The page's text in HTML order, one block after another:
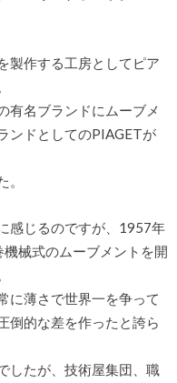
製作する工房としてピア
有名ブランドにムーブメ
ンドとしてのPIAGETが
感じるのですが、1957年
機械式のムーブメントを開
に薄さで世界一を争って
倒的な差を作ったと誇ら
したが、技術屋集団、職